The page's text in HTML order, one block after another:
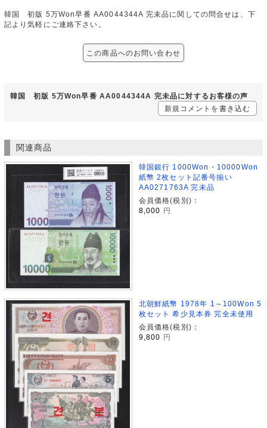
韓国 初版 5万Won早番 AA0044344A 完未品に関しての問合せは、下
記より気軽にご連絡下さい。
この商品へのお問い合わせ
韓国 初版 5万Won早番 AA0044344A 完未品に対するお客様の声
新規コメントを書き込む
関連商品
韓国銀行 1000Won・10000Won
紙幣 2枚セット記番号揃い
AA0271763A 完未品
会員価格(税別)：
8,000
円
北朝鮮紙幣 1978年 1～100Won 5
枚セット 希少見本券 完全未使用
会員価格(税別)：
9,800
円